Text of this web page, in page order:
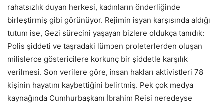
rahatsızlık duyan herkesi, kadınların önderliğinde
birleştirmiş gibi görünüyor. Rejimin isyan karşısında aldığı
tutum ise, Gezi sürecini yaşayan bizlere oldukça tanıdık:
Polis şiddeti ve taşradaki lümpen proleterlerden oluşan
milislerce göstericilere korkunç bir şiddetle karşılık
verilmesi. Son verilere göre, insan hakları aktivistleri 78
kişinin hayatını kaybettiğini belirtmiş. Pek çok medya
kaynağında Cumhurbaşkanı İbrahim Reisi neredeyse